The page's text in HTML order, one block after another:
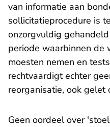
van informatie aan
sollicitatieprocedure is
onzorgvuldig
periode waarbinnen de
moesten nemen en
rechtvaardigt echter
reorganisatie, ook
Geen oordeel over